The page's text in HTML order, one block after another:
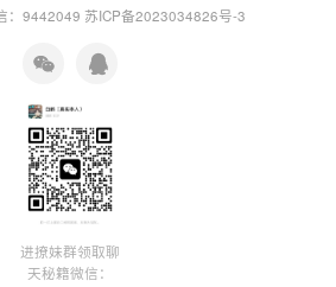
：9442049 苏ICP备2023034826号-3
进撩妹群领取聊
天秘籍微信：